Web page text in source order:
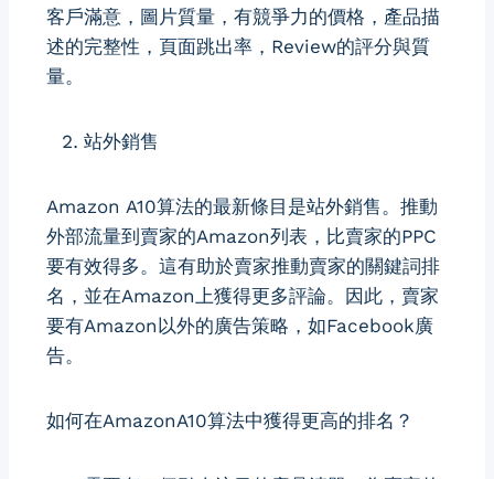
客戶滿意，圖片質量，有競爭力的價格，產品描
述的完整性，頁面跳出率，Review的評分與質
量。
站外銷售
Amazon A10算法的最新條目是站外銷售。推動
外部流量到賣家的Amazon列表，比賣家的PPC
要有效得多。這有助於賣家推動賣家的關鍵詞排
名，並在Amazon上獲得更多評論。因此，賣家
要有Amazon以外的廣告策略，如Facebook廣
告。
如何在AmazonA10算法中獲得更高的排名？